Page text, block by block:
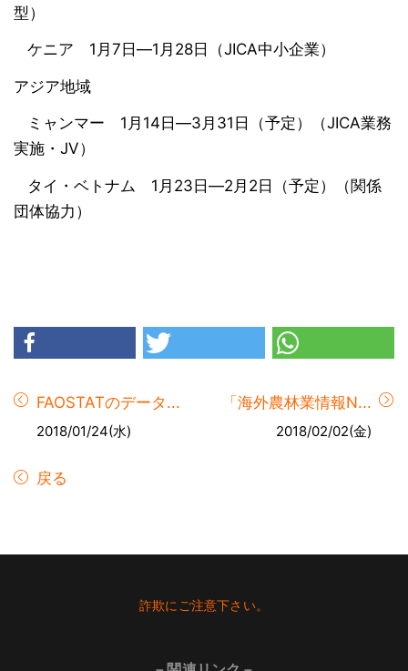
型）
ケニア 1月7日―1月28日（JICA中小企業）
アジア地域
ミャンマー 1月14日―3月31日（予定）（JICA業務
実施・JV）
タイ・ベトナム 1月23日―2月2日（予定）（関係
団体協力）
FAOSTATのデータ...
2018/01/24(水)
「海外農林業情報N...
2018/02/02(金)
戻る
詐欺にご注意下さい。